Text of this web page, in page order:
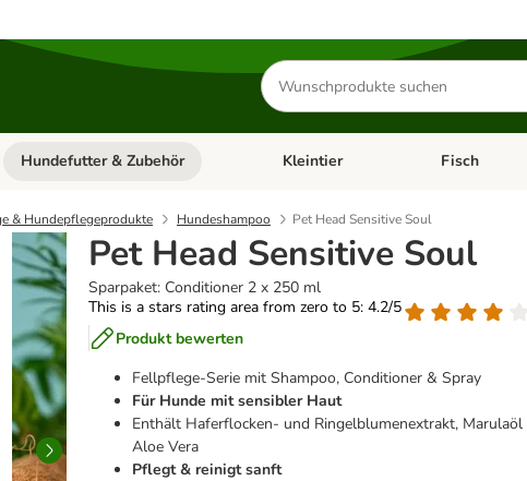
Produkte
suchen
Kategorie-Menü öffnen: Katzenfutter & Zubehör
Hundefutter & Zubehör Kategorie-Menü öffnen: Hundefutter
Kleintier Kategorie-
Fisch
& Hundepflegeprodukte Hundeshampoo Pet Head Sensitive Soul
Pet Head Sensitive Soul
Sparpaket: Conditioner 2 x 250 ml
This is a stars rating area from zero to 5: 4.2/5
Produkt bewerten
Fellpflege-Serie mit Shampoo, Conditioner & Spray
Für Hunde mit sensibler Haut
Enthält Haferflocken- und Ringelblumenextrakt, Marulaöl
Aloe Vera
Pflegt & reinigt sanft